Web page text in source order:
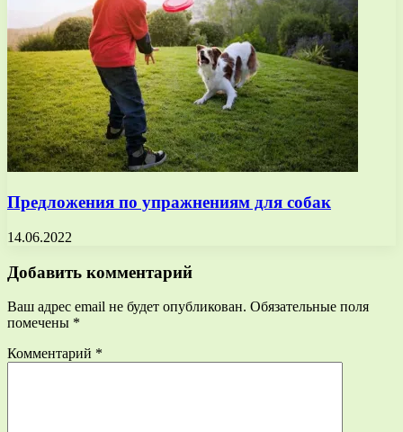
Предложения по упражнениям для собак
14.06.2022
Добавить комментарий
Ваш адрес email не будет опубликован. Обязательные поля
помечены *
Комментарий *